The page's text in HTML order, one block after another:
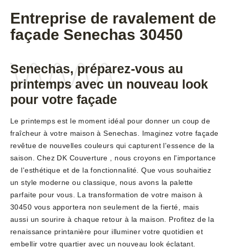
Entreprise de ravalement de
façade Senechas 30450
Senechas, préparez-vous au
printemps avec un nouveau look
pour votre façade
Le printemps est le moment idéal pour donner un coup de
fraîcheur à votre maison à Senechas. Imaginez votre façade
revêtue de nouvelles couleurs qui capturent l'essence de la
saison. Chez DK Couverture , nous croyons en l'importance
de l'esthétique et de la fonctionnalité. Que vous souhaitiez
un style moderne ou classique, nous avons la palette
parfaite pour vous. La transformation de votre maison à
30450 vous apportera non seulement de la fierté, mais
aussi un sourire à chaque retour à la maison. Profitez de la
renaissance printanière pour illuminer votre quotidien et
embellir votre quartier avec un nouveau look éclatant.